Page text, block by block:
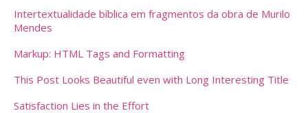
Intertextualidade bíblica em fragmentos da obra de Murilo
Mendes
Markup: HTML Tags and Formatting
This Post Looks Beautiful even with Long Interesting Title
Satisfaction Lies in the Effort